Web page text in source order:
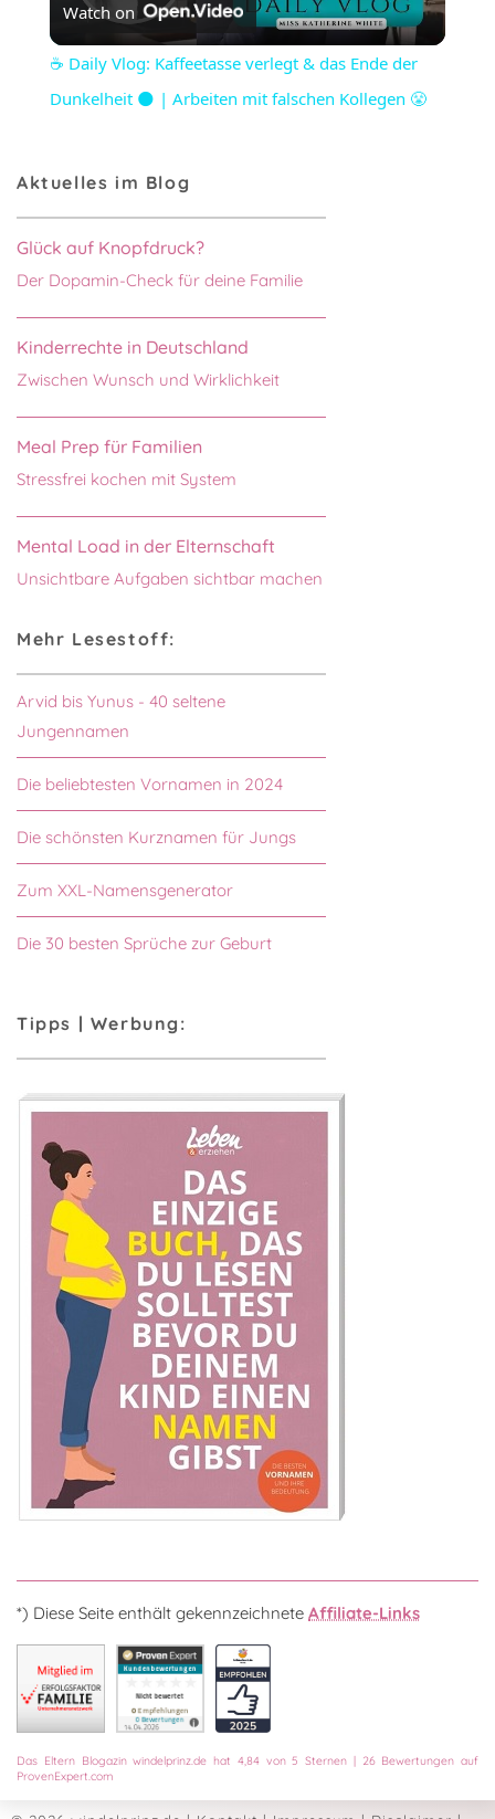
Video
Watch on
☕️ Daily Vlog: Kaffeetasse verlegt & das Ende der
Dunkelheit 🌑 | Arbeiten mit falschen Kollegen 😤
Aktuelles im Blog
Glück auf Knopfdruck?
Der Dopamin-Check für deine Familie
Kinderrechte in Deutschland
Zwischen Wunsch und Wirklichkeit
Meal Prep für Familien
Stressfrei kochen mit System
Mental Load in der Elternschaft
Unsichtbare Aufgaben sichtbar machen
Mehr Lesestoff:
Arvid bis Yunus - 40 seltene
Jungennamen
Die beliebtesten Vornamen in 2024
Die schönsten Kurznamen für Jungs
Zum XXL-Namensgenerator
Die 30 besten Sprüche zur Geburt
Tipps | Werbung:
*) Diese Seite enthält gekennzeichnete Affiliate-Links
Das Eltern Blogazin windelprinz.de hat 4,84von5 Sternen | 26Bewertungen auf
ProvenExpert.com